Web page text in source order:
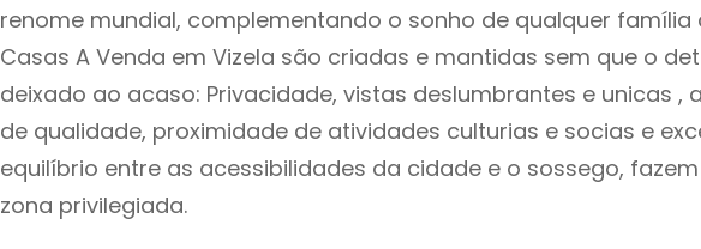
renome mundial, complementando o sonho de qualquer família
Casas A Venda em Vizela são criadas e mantidas sem que o
deixado ao acaso: Privacidade, vistas deslumbrantes e unicas ,
de qualidade, proximidade de atividades culturias e socias e
equilíbrio entre as acessibilidades da cidade e o sossego,
zona privilegiada.